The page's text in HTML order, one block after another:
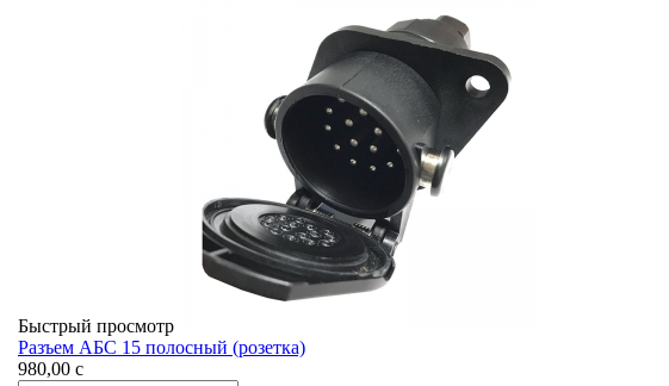
Быстрый просмотр
Разъем АБС 15 полосный (розетка)
980,00 c